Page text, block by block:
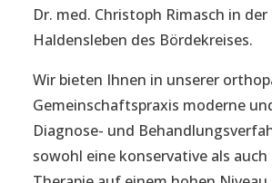
Dr. med. Christoph Rimasch in
Haldensleben des Bördekreises.
Wir bieten Ihnen in unserer
Gemeinschaftspraxis moderne
Diagnose- und
sowohl eine konservative als